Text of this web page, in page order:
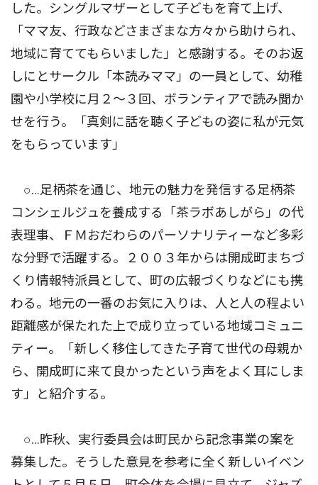
した。シングルマザーとして子どもを育て上げ、
「ママ友、行政などさまざまな方々から助けられ、
地域に育ててもらいました」と感謝する。そのお返
しにとサークル「本読みママ」の一員として、幼稚
園や小学校に月２〜３回、ボランティアで読み聞か
せを行う。「真剣に話を聴く子どもの姿に私が元気
をもらっています」
○…足柄茶を通じ、地元の魅力を発信する足柄茶
コンシェルジュを養成する「茶ラボあしがら」の代
表理事、ＦＭおだわらのパーソナリティーなど多彩
な分野で活躍する。２００３年からは開成町まちづ
くり情報特派員として、町の広報づくりなどにも携
わる。地元の一番のお気に入りは、人と人の程よい
距離感が保たれた上で成り立っている地域コミュニ
ティー。「新しく移住してきた子育て世代の母親か
ら、開成町に来て良かったという声をよく耳にしま
す」と紹介する。
○…昨秋、実行委員会は町民から記念事業の案を
募集した。そうした意見を参考に全く新しいイベン